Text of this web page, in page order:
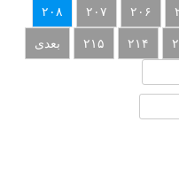
۲۰۶ ۲۰۷ ۲۰۸
۲۱۴ ۲۱۵
بعدی